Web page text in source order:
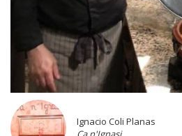
Ignacio Coli Planas